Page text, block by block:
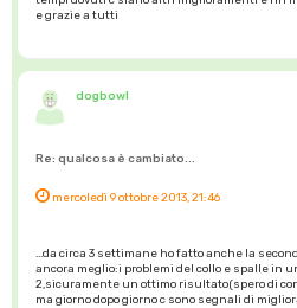
e grazie a tutti
dogbowl
Re: qualcosa è cambiato...
mercoledì 9 ottobre 2013, 21:46
...da circa 3 settimane ho fatto anche la
ancora meglio:i problemi del collo e spalle in
2,sicuramente un ottimo risultato(spero di
ma giorno dopo giorno c sono segnali di